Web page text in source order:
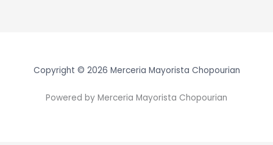
Copyright © 2026 Merceria Mayorista Chopourian
Powered by Merceria Mayorista Chopourian